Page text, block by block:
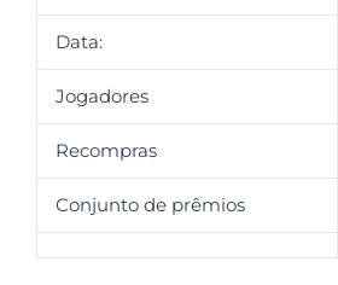
Data:
Jogadores
Recompras
Conjunto de prêmios